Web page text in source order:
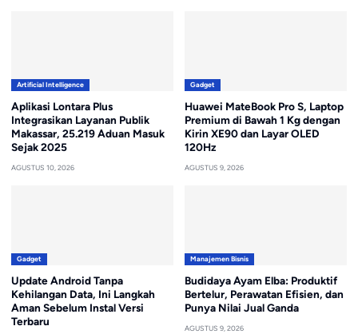
Artificial Intelligence
Aplikasi Lontara Plus
Integrasikan Layanan Publik
Makassar, 25.219 Aduan Masuk
Sejak 2025
AGUSTUS 10, 2026
Gadget
Huawei MateBook Pro S, Laptop
Premium di Bawah 1 Kg dengan
Kirin XE90 dan Layar OLED
120Hz
AGUSTUS 9, 2026
Gadget
Update Android Tanpa
Kehilangan Data, Ini Langkah
Aman Sebelum Instal Versi
Terbaru
Manajemen Bisnis
Budidaya Ayam Elba: Produktif
Bertelur, Perawatan Efisien, dan
Punya Nilai Jual Ganda
AGUSTUS 9, 2026